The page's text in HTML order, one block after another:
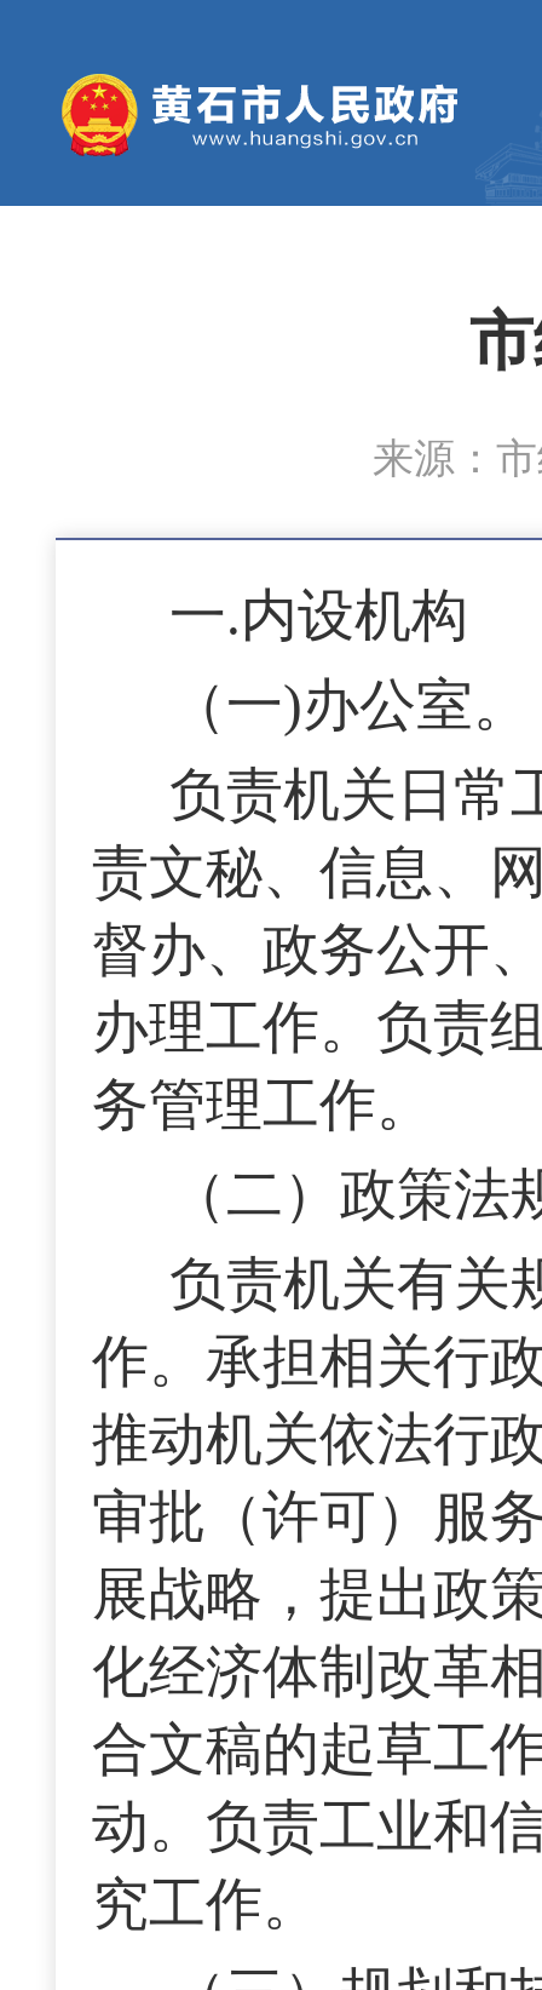
来源：
一.内设机构
（一)办公室
负责机关日常
责文秘、信息、
督办、政务公开
办理工作。负责
务管理工作。
（二）政策
负责机关有关
作。承担相关行
推动机关依法行
审批（许可）服
展战略，提出政
化经济体制改革
合文稿的起草工
动。负责工业和
究工作。